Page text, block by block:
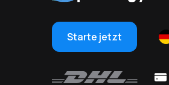
Starte jetzt